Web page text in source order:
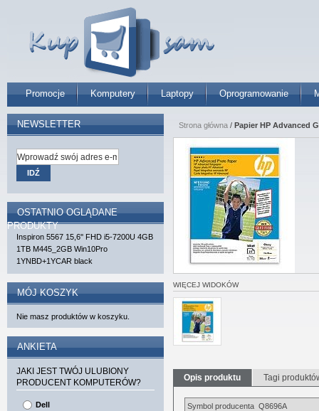
Promocje Komputery Laptopy Oprogramowanie
Strona główna / Papier HP Advanced
WIĘCEJ WIDOKÓW
Opis produktu Tagi
Symbol producenta Q8696A
NEWSLETTER
IDŹ
OSTATNIO OGLĄDANE
PRODUKTY
Inspiron 5567 15,6'' FHD i5-7200U 4GB
1TB M445_2GB Win10Pro
1YNBD+1YCAR black
MÓJ KOSZYK
Nie masz produktów w koszyku.
ANKIETA
JAKI JEST TWÓJ ULUBIONY
PRODUCENT KOMPUTERÓW?
Dell